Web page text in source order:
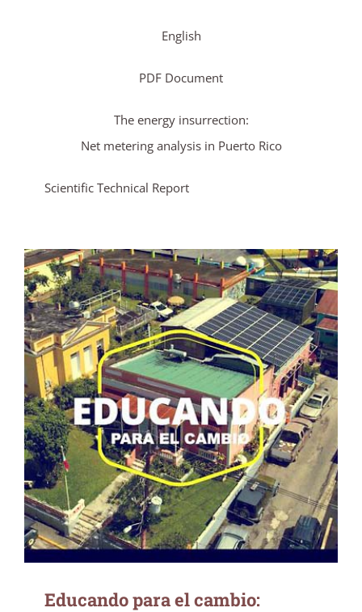
English
PDF Document
The energy insurrection:
Net metering analysis in Puerto Rico
Scientific Technical Report
Educando para el cambio: Energía Solar
Educando para el cambio: